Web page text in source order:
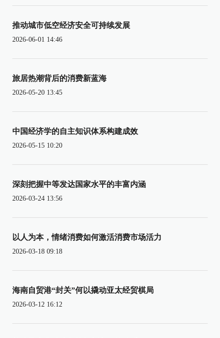
推动城市低空经济安全可持续发展
2026-06-01 14:46
旅居热潮背后的消费新蓝海
2026-05-20 13:45
中国经济学的自主知识体系构建成效
2026-05-15 10:20
深刻把握中等发达国家水平的丰富内涵
2026-03-24 13:56
以人为本，情绪消费如何激活消费市场活力
2026-03-18 09:18
海南自贸港“封关”何以撬动亚太经贸棋局
2026-03-12 16:12